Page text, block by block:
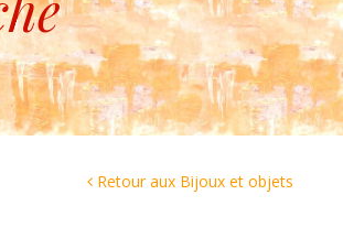
Retour aux Bijoux et objets